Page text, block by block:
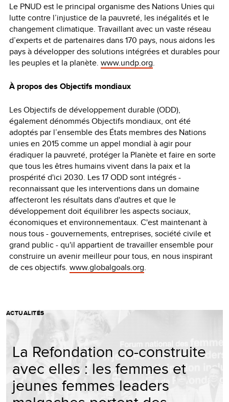
Le PNUD est le principal organisme des Nations Unies qui
lutte contre l’injustice de la pauvreté, les inégalités et le
changement climatique. Travaillant avec un vaste réseau
d’experts et de partenaires dans 170 pays, nous aidons les
pays à développer des solutions intégrées et durables pour
les peuples et la planète. www.undp.org.
À propos des Objectifs mondiaux
Les Objectifs de développement durable (ODD),
également dénommés Objectifs mondiaux, ont été
adoptés par l’ensemble des États membres des Nations
unies en 2015 comme un appel mondial à agir pour
éradiquer la pauvreté, protéger la Planète et faire en sorte
que tous les êtres humains vivent dans la paix et la
prospérité d'ici 2030. Les 17 ODD sont intégrés -
reconnaissant que les interventions dans un domaine
affecteront les résultats dans d'autres et que le
développement doit équilibrer les aspects sociaux,
économiques et environnementaux. C'est maintenant à
nous tous - gouvernements, entreprises, société civile et
grand public - qu'il appartient de travailler ensemble pour
construire un avenir meilleur pour tous, en nous inspirant
de ces objectifs. www.globalgoals.org.
ACTUALITÉS
La Refondation co-construite
avec elles : les femmes et
jeunes femmes leaders